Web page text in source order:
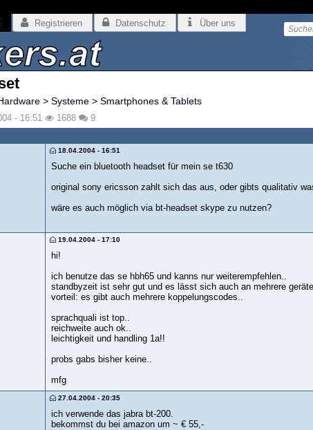
Registrieren Datenschutz Über uns
> Systeme > Smartphones & Tablets
- 16:51 1688 9
18.04.2004 - 16:51
Suche ein bluetooth headset für mein se t630
original sony ericsson zahlt sich das aus, oder gibts qualitativ
wäre es auch möglich via bt-headset skype zu nutzen?
19.04.2004 - 17:10
hi!
ich benutze das se hbh65 und kanns nur weiterempfehlen..
standbyzeit ist sehr gut und es lässt sich auch an mehrere
vorteil: es gibt auch mehrere koppelungscodes..
sprachquali ist top..
reichweite auch ok..
leichtigkeit und handling 1a!!
probs gabs bisher keine..
mfg
27.04.2004 - 20:35
ich verwende das jabra bt-200.
bekommst du bei amazon um ~ € 55,-